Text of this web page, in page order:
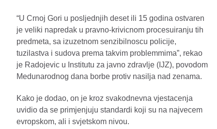
“U Crnoj Gori u posljednjih deset ili 15 godina ostvaren
je veliki napredak u pravno-krivicnom procesuiranju tih
predmeta, sa izuzetnom senzibilnoscu policije,
tuzilastva i sudova prema takvim problemmima”, rekao
je Radojevic u Institutu za javno zdravlje (IJZ), povodom
Medunarodnog dana borbe protiv nasilja nad zenama.
Kako je dodao, on je kroz svakodnevna vjestacenja
uvidio da se primjenjuju standardi koji su na najvecem
evropskom, ali i svjetskom nivou.